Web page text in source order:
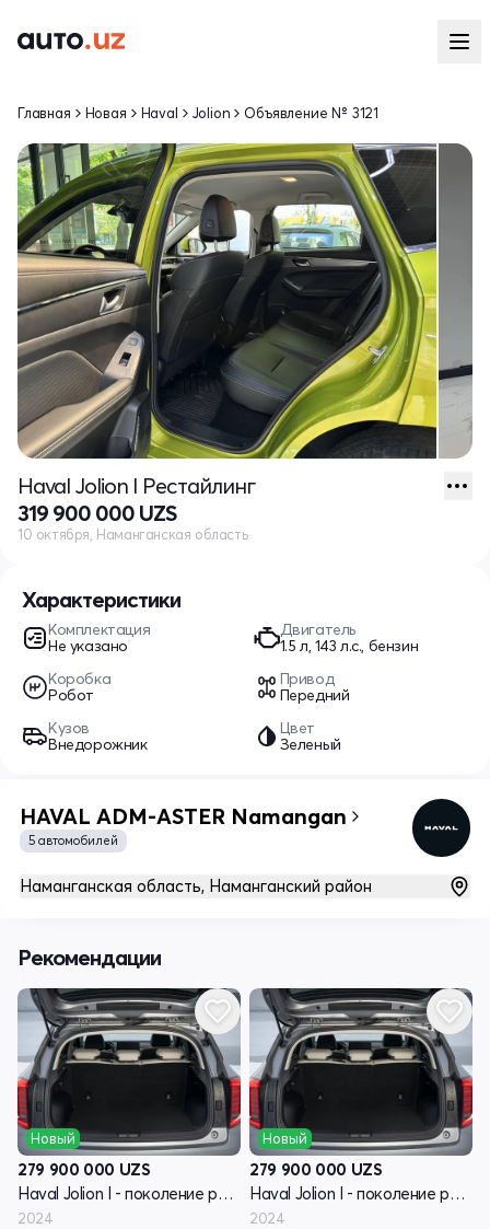
Характеристики
Комплектация
Не указано
Двигатель
1.5 л, 143 л.с., бензин
Коробка
Робот
Привод
Передний
Кузов
Внедорожник
Цвет
Зеленый
Главная Новая Haval Jolion Объявление № 3121
Haval Jolion I Рестайлинг
319 900 000 UZS
10 октября, Наманганская область
HAVAL ADM-ASTER Namangan
5 автомобилей
Наманганская область, Наманганский район
Рекомендации
Новый
279 900 000 UZS
Haval Jolion I - поколение рестайлинг
2024
Новый
279 900 000 UZS
Haval Jolion I - поколение рестайлинг
2024